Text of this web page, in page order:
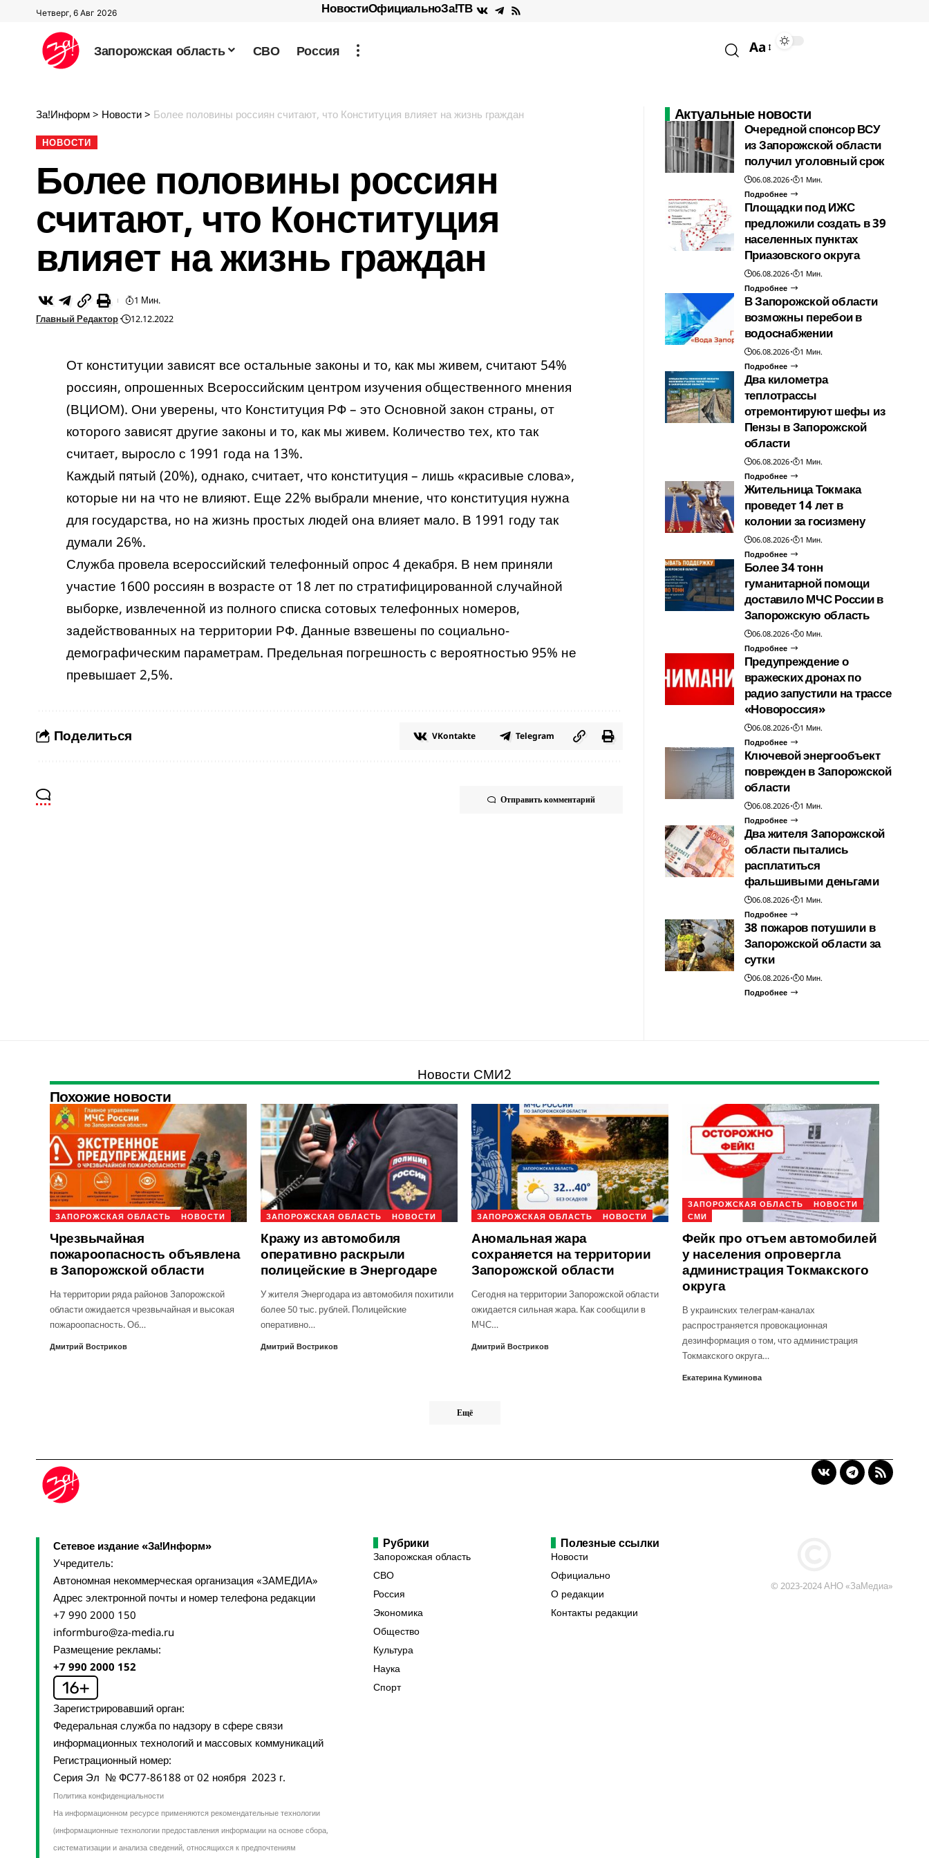
Четверг, 6 Авг 2026 НовостиОфициальноЗа!ТВ
Запорожская область СВО Россия Aa
За!Информ > Новости > Более половины россиян считают, что Конституция влияет на жизнь граждан
НОВОСТИ
Более половины россиян
считают, что Конституция
влияет на жизнь граждан
Главный Редактор 12.12.2022
1 Мин.
От конституции зависят все остальные законы и то, как мы живем, считают 54%
россиян, опрошенных Всероссийским центром изучения общественного мнения
(ВЦИОМ). Они уверены, что Конституция РФ – это Основной закон страны, от
которого зависят другие законы и то, как мы живем. Количество тех, кто так
считает, выросло с 1991 года на 13%.
Каждый пятый (20%), однако, считает, что конституция – лишь «красивые слова»,
которые ни нa что не влияют. Еще 22% выбрали мнение, что конституция нужна
для государства, но нa жизнь простых людей она влияет мало. В 1991 году так
думали 26%.
Служба провела всероссийский телефонный опрос 4 декабря. В нем приняли
участие 1600 россиян в возрасте от 18 лет по стратифицированной случайной
выборке, извлеченной из полного списка сотовых телефонных номеров,
задействованных нa территории РФ. Данные взвешены по социально-
демографическим параметрам. Предельная погрешность с вероятностью 95% не
превышает 2,5%.
Поделиться VKontakte Telegram
Отправить комментарий
Актуальные новости
Очередной спонсор ВСУ
из Запорожской области
получил уголовный срок
06.08.2026
1 Мин.
Подробнее
Площадки под ИЖС
предложили создать в 39
населенных пунктах
Приазовского округа
06.08.2026
1 Мин.
Подробнее
В Запорожской области
возможны перебои в
водоснабжении
06.08.2026
1 Мин.
Подробнее
Два километра
теплотрассы
отремонтируют шефы из
Пензы в Запорожской
области
06.08.2026
1 Мин.
Подробнее
Жительница Токмака
проведет 14 лет в
колонии за госизмену
06.08.2026
1 Мин.
Подробнее
Более 34 тонн
гуманитарной помощи
доставило МЧС России в
Запорожскую область
06.08.2026
0 Мин.
Подробнее
Предупреждение о
вражеских дронах по
радио запустили на трассе
«Новороссия»
06.08.2026
1 Мин.
Подробнее
Ключевой энергообъект
поврежден в Запорожской
области
06.08.2026
1 Мин.
Подробнее
Два жителя Запорожской
области пытались
расплатиться
фальшивыми деньгами
06.08.2026
1 Мин.
Подробнее
38 пожаров потушили в
Запорожской области за
сутки
06.08.2026
0 Мин.
Подробнее
Новости СМИ2
Похожие новости
ЗАПОРОЖСКАЯ ОБЛАСТЬ НОВОСТИ
Чрезвычайная
пожароопасность объявлена
в Запорожской области
На территории ряда районов Запорожской
области ожидается чрезвычайная и высокая
пожароопасность. Об…
Дмитрий Востриков
ЗАПОРОЖСКАЯ ОБЛАСТЬ НОВОСТИ
Кражу из автомобиля
оперативно раскрыли
полицейские в Энергодаре
У жителя Энергодара из автомобиля похитили
более 50 тыс. рублей. Полицейские
оперативно…
Дмитрий Востриков
ЗАПОРОЖСКАЯ ОБЛАСТЬ НОВОСТИ
Аномальная жара
сохраняется на территории
Запорожской области
Сегодня на территории Запорожской области
ожидается сильная жара. Как сообщили в
МЧС…
Дмитрий Востриков
ЗАПОРОЖСКАЯ ОБЛАСТЬ
НОВОСТИ
СМИ
Фейк про отъем автомобилей
у населения опровергла
администрация Токмакского
округа
В украинских телеграм-каналах
распространяется провокационная
дезинформация о том, что администрация
Токмакского округа…
Екатерина Куминова
Ещё
Сетевое издание «За!Информ»
Учредитель:
Автономная некоммерческая организация «ЗАМЕДИА»
Адрес электронной почты и номер телефона редакции
+7 990 2000 150
informburo@za-media.ru
Размещение рекламы:
+7 990 2000 152
Зарегистрировавший орган:
Федеральная служба по надзору в сфере связи
информационных технологий и массовых коммуникаций
Регистрационный номер:
Серия Эл № ФС77-86188 от 02 ноября 2023 г.
Политика конфиденциальности
На информационном ресурсе применяются рекомендательные технологии
(информационные технологии предоставления информации на основе сбора,
систематизации и анализа сведений, относящихся к предпочтениям
Рубрики
Запорожская область
СВО
Россия
Экономика
Общество
Культура
Наука
Спорт
Полезные ссылки
Новости
Официально
О редакции
Контакты редакции
© 2023-2024 АНО «ЗаМедиа»